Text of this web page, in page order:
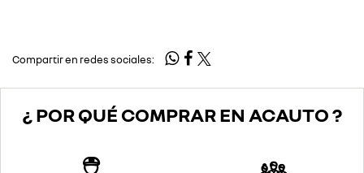
Compartir en redes sociales:
¿ POR QUÉ COMPRAR EN ACAUTO ?